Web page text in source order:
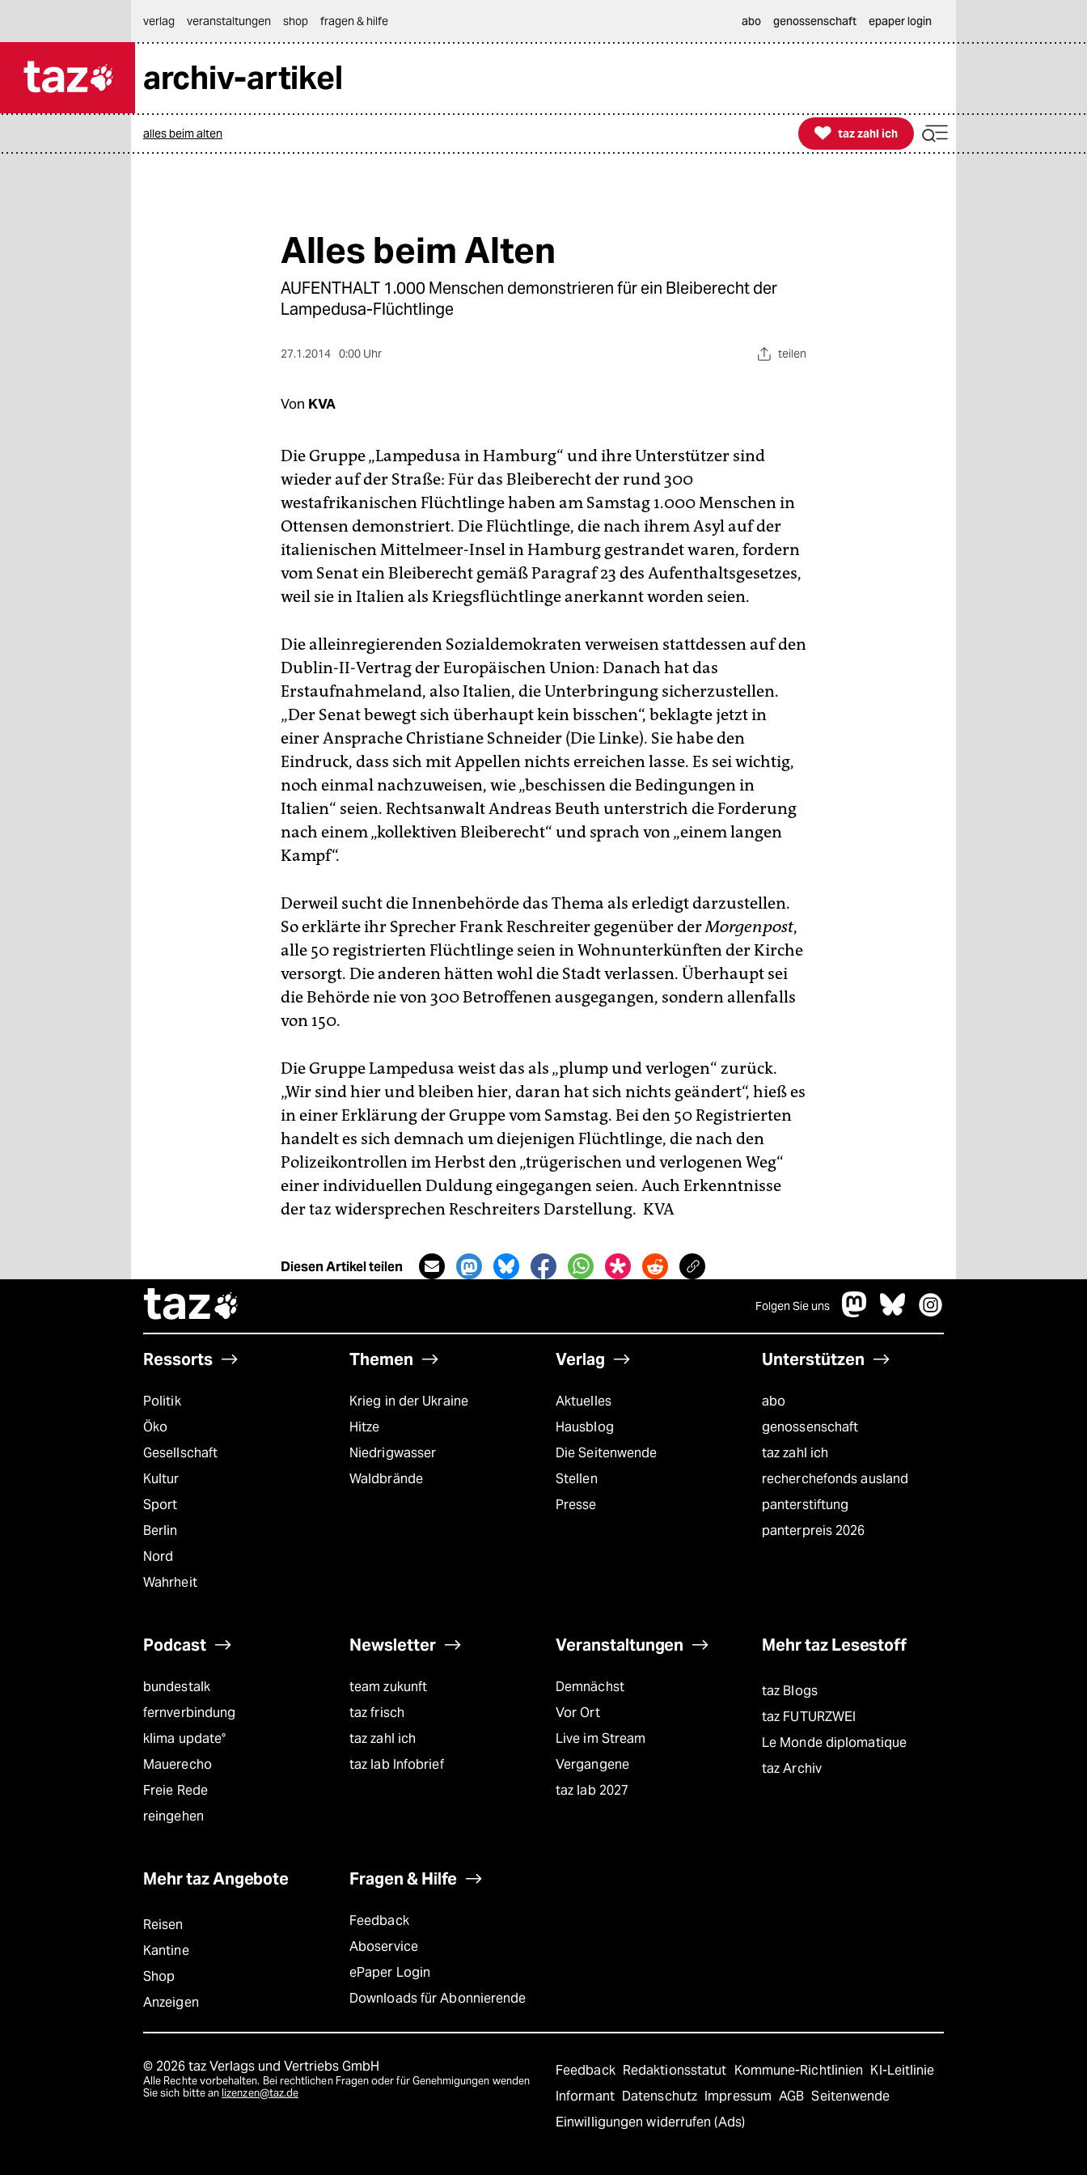
themen
verlag
veranstaltungen shop fragen & hilfe abo genossenschaft epaper login
archiv-artikel
alles beim alten 
taz zahl ich
taz zahl ich
Alles beim Alten
AUFENTHALT 1.000 Menschen demonstrieren für ein Bleiberecht der
Lampedusa-Flüchtlinge
27.1.2014 0:00 Uhr teilen
Von KVA
Die Gruppe „Lampedusa in Hamburg“ und ihre Unterstützer sind
wieder auf der Straße: Für das Bleiberecht der rund 300
westafrikanischen Flüchtlinge haben am Samstag 1.000 Menschen in
Ottensen demonstriert. Die Flüchtlinge, die nach ihrem Asyl auf der
italienischen Mittelmeer-Insel in Hamburg gestrandet waren, fordern
vom Senat ein Bleiberecht gemäß Paragraf 23 des Aufenthaltsgesetzes,
weil sie in Italien als Kriegsflüchtlinge anerkannt worden seien.
Die alleinregierenden Sozialdemokraten verweisen stattdessen auf den
Dublin-II-Vertrag der Europäischen Union: Danach hat das
Erstaufnahmeland, also Italien, die Unterbringung sicherzustellen.
„Der Senat bewegt sich überhaupt kein bisschen“, beklagte jetzt in
einer Ansprache Christiane Schneider (Die Linke). Sie habe den
Eindruck, dass sich mit Appellen nichts erreichen lasse. Es sei wichtig,
noch einmal nachzuweisen, wie „beschissen die Bedingungen in
Italien“ seien. Rechtsanwalt Andreas Beuth unterstrich die Forderung
nach einem „kollektiven Bleiberecht“ und sprach von „einem langen
Kampf“.
Derweil sucht die Innenbehörde das Thema als erledigt darzustellen.
So erklärte ihr Sprecher Frank Reschreiter gegenüber derMorgenpost,
alle 50 registrierten Flüchtlinge seien in Wohnunterkünften der Kirche
versorgt. Die anderen hätten wohl die Stadt verlassen. Überhaupt sei
die Behörde nie von 300 Betroffenen ausgegangen, sondern allenfalls
von 150.
Die Gruppe Lampedusa weist das als „plump und verlogen“ zurück.
„Wir sind hier und bleiben hier, daran hat sich nichts geändert“, hieß es
in einer Erklärung der Gruppe vom Samstag. Bei den 50 Registrierten
handelt es sich demnach um diejenigen Flüchtlinge, die nach den
Polizeikontrollen im Herbst den „trügerischen und verlogenen Weg“
einer individuellen Duldung eingegangen seien. Auch Erkenntnisse
der taz widersprechen Reschreiters Darstellung. KVA
Diesen Artikel teilen
taz Folgen Sie uns
Ressorts
Politik
Öko
Gesellschaft
Kultur
Sport
Berlin
Nord
Wahrheit
Themen
Krieg in der Ukraine
Hitze
Niedrigwasser
Waldbrände
Verlag
Aktuelles
Hausblog
Die Seitenwende
Stellen
Presse
Unterstützen
abo
genossenschaft
taz zahl ich
recherchefonds ausland
panterstiftung
panterpreis 2026
Podcast
bundestalk
fernverbindung
klima update°
Mauerecho
Freie Rede
reingehen
Newsletter
team zukunft
taz frisch
taz zahl ich
taz lab Infobrief
Veranstaltungen
Demnächst
Vor Ort
Live im Stream
Vergangene
taz lab 2027
Mehr taz Lesestoff
taz Blogs
taz FUTURZWEI
Le Monde diplomatique
taz Archiv
Mehr taz Angebote
Reisen
Kantine
Shop
Anzeigen
Fragen & Hilfe
Feedback
Aboservice
ePaper Login
Downloads für Abonnierende
© 2026 taz Verlags und Vertriebs GmbH
Alle Rechte vorbehalten. Bei rechtlichen Fragen oder für Genehmigungen wenden
Sie sich bitte an lizenzen@taz.de
Feedback Redaktionsstatut Kommune-Richtlinien KI-Leitlinie
Informant Datenschutz Impressum AGB Seitenwende
Einwilligungen widerrufen (Ads)